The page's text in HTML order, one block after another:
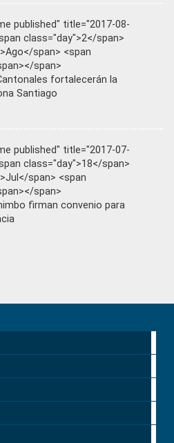
published" title="2017-08-
class="day">2</span>
span> <span
span>
fortalecerán la
Santiago
published" title="2017-07-
class="day">18</span>
span> <span
span>
firman convenio para